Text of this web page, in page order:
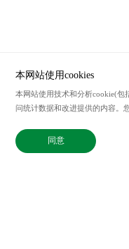
服务热线
021-62207338
联系邮箱
sales@bix-china.com
本网站使用cookies
本网站使用技术和分析cookie(包
问统计数据和改进提供的内容。
同意